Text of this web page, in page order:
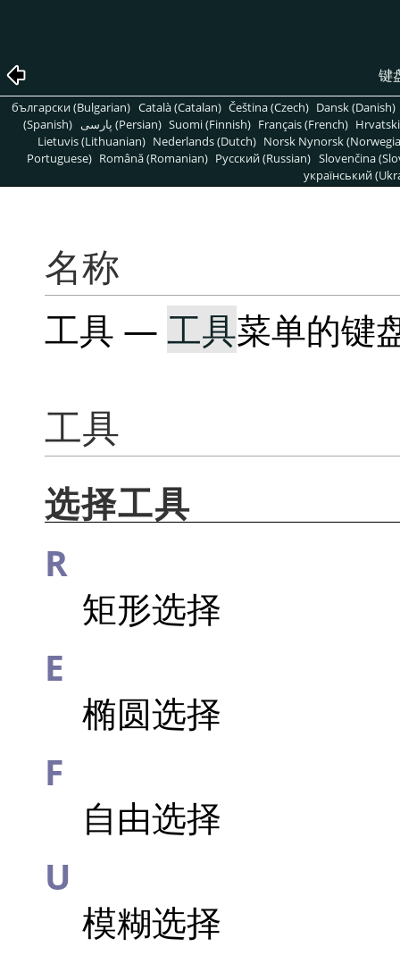
键
български (Bulgarian) Català (Catalan) Čeština (Czech) Dansk (Danish)
(Spanish)
پارسی (Persian) Suomi (Finnish) Français (French)
Lietuvis (Lithuanian) Nederlands (Dutch) Norsk Nynorsk
Portuguese) Română (Romanian) Pусский (Russian) Slovenčina
український
名称
工具 — 工具菜单的键
工具
选择工具
R
矩形选择
E
椭圆选择
F
自由选择
U
模糊选择